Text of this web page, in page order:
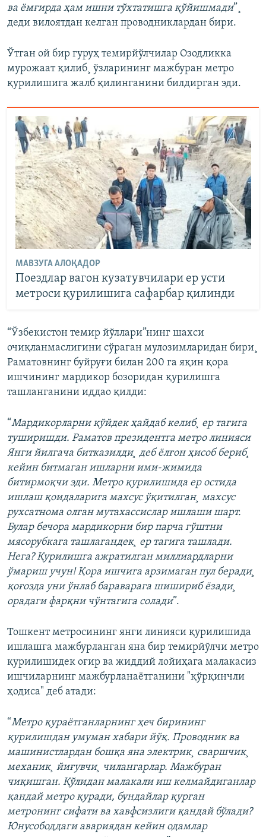
ва ëмғирда ҳам ишни тўхтатишга қўйишмади”¸
деди вилоятдан келган проводниклардан бири.
Ўтган ой бир гуруҳ темирйўлчилар Озодликка
мурожаат қилиб¸ ўзларининг мажбуран метро
қурилишига жалб қилинганини билдирган эди.
МАВЗУГА АЛОҚАДОР
Поездлар вагон кузатувчилари ер усти
метроси қурилишига сафарбар қилинди
“Ўзбекистон темир йўллари”нинг шахси
очиқланмаслигини сўраган мулозимларидан бири¸
Раматовнинг буйруғи билан 200 га яқин қора
ишчининг мардикор бозоридан қурилишга
ташланганини иддао қилди:
“Мардикорларни қўйдек ҳайдаб келиб¸ ер тагига
туширишди. Раматов президентга метро линияси
Янги йилгача битказилди¸ деб ëлғон ҳисоб бериб¸
кейин битмаган ишларни ими-жимида
битирмоқчи эди. Метро қурилишида ер остида
ишлаш қоидаларига махсус ўқитилган¸ махсус
рухсатнома олган мутахассислар ишлаши шарт.
Булар бечора мардикорни бир парча гўштни
мясорубкага ташлагандек¸ ер тагига ташлади.
Нега? Қурилишга ажратилган миллиардларни
ўмариш учун! Қора ишчига арзимаган пул беради¸
қоғозда уни ўнлаб бараварага шишириб ëзади¸
орадаги фарқни чўнтагига солади”.
Тошкент метросининг янги линияси қурилишида
ишлашга мажбурланган яна бир темирйўлчи метро
қурилишидек оғир ва жиддий лойиҳага малакасиз
ишчиларнинг мажбурланаëтганини "қўрқинчли
ҳодиса" деб атади:
“Метро қураëтганларнинг ҳеч бирининг
қурилишдан умуман хабари йўқ. Проводник ва
машинистлардан бошқа яна электрик¸ сваршчик¸
механик¸ йиғувчи¸ чилангарлар. Мажбуран
чиқишган. Қўлидан малакали иш келмайдиганлар
қандай метро қуради, бундайлар қурган
метронинг сифати ва хавфсизлиги қандай бўлади?
Юнусободдаги авариядан кейин одамлар